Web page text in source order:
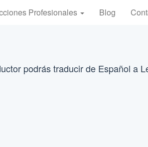
Profesionales Blog
podrás traducir de Español a